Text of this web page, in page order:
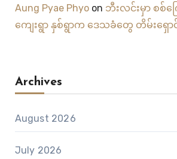
Aung Pyae Phyoon ဘီးလင်းမှာ စစ်က
ကျေးရွာ နှစ်ရွာက ဒေသခံတွေ တိမ်းရှော
Archives
August 2026
July 2026